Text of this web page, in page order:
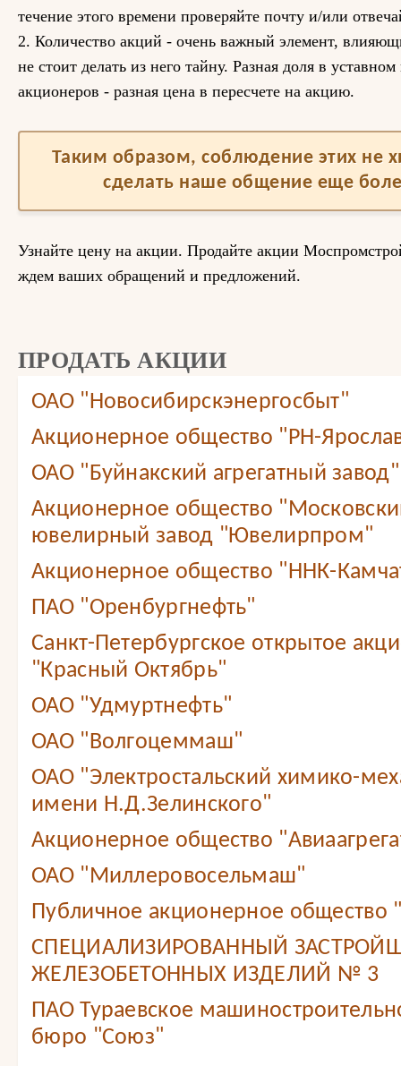
течение этого времени проверяйте почту и/или
2. Количество акций - очень важный элемент,
не стоит делать из него тайну. Разная доля в
акционеров - разная цена в пересчете на акцию.
Таким образом, соблюдение этих не
сделать наше общение еще
Узнайте цену на акции. Продайте акции
ждем ваших обращений и предложений.
ПРОДАТЬ АКЦИИ
ОАО "Новосибирскэнергосбыт"
Акционерное общество "РН-
ОАО "Буйнакский агрегатный завод"
Акционерное общество
ювелирный завод "Ювелирпром"
Акционерное общество "ННК-
ПАО "Оренбургнефть"
Санкт-Петербургское открытое
"Красный Октябрь"
ОАО "Удмуртнефть"
ОАО "Волгоцеммаш"
ОАО "Электростальский химико-
имени Н.Д.Зелинского"
Акционерное общество
ОАО "Миллеровосельмаш"
Публичное акционерное общество
СПЕЦИАЛИЗИРОВАННЫЙ
ЖЕЛЕЗОБЕТОННЫХ ИЗДЕЛИЙ № 3
ПАО Тураевское
бюро "Союз"